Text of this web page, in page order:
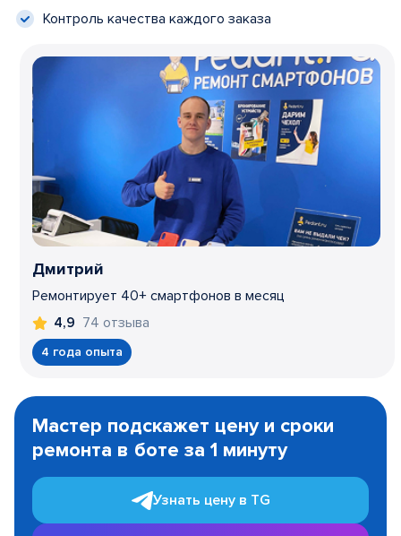
Контроль качества каждого заказа
Дмитрий
Ремонтирует 40+ смартфонов в месяц
4,9 74 отзыва
4 года опыта
1
Мастер подскажет цену и сроки
ремонта в боте за 1 минуту
Узнать цену в TG